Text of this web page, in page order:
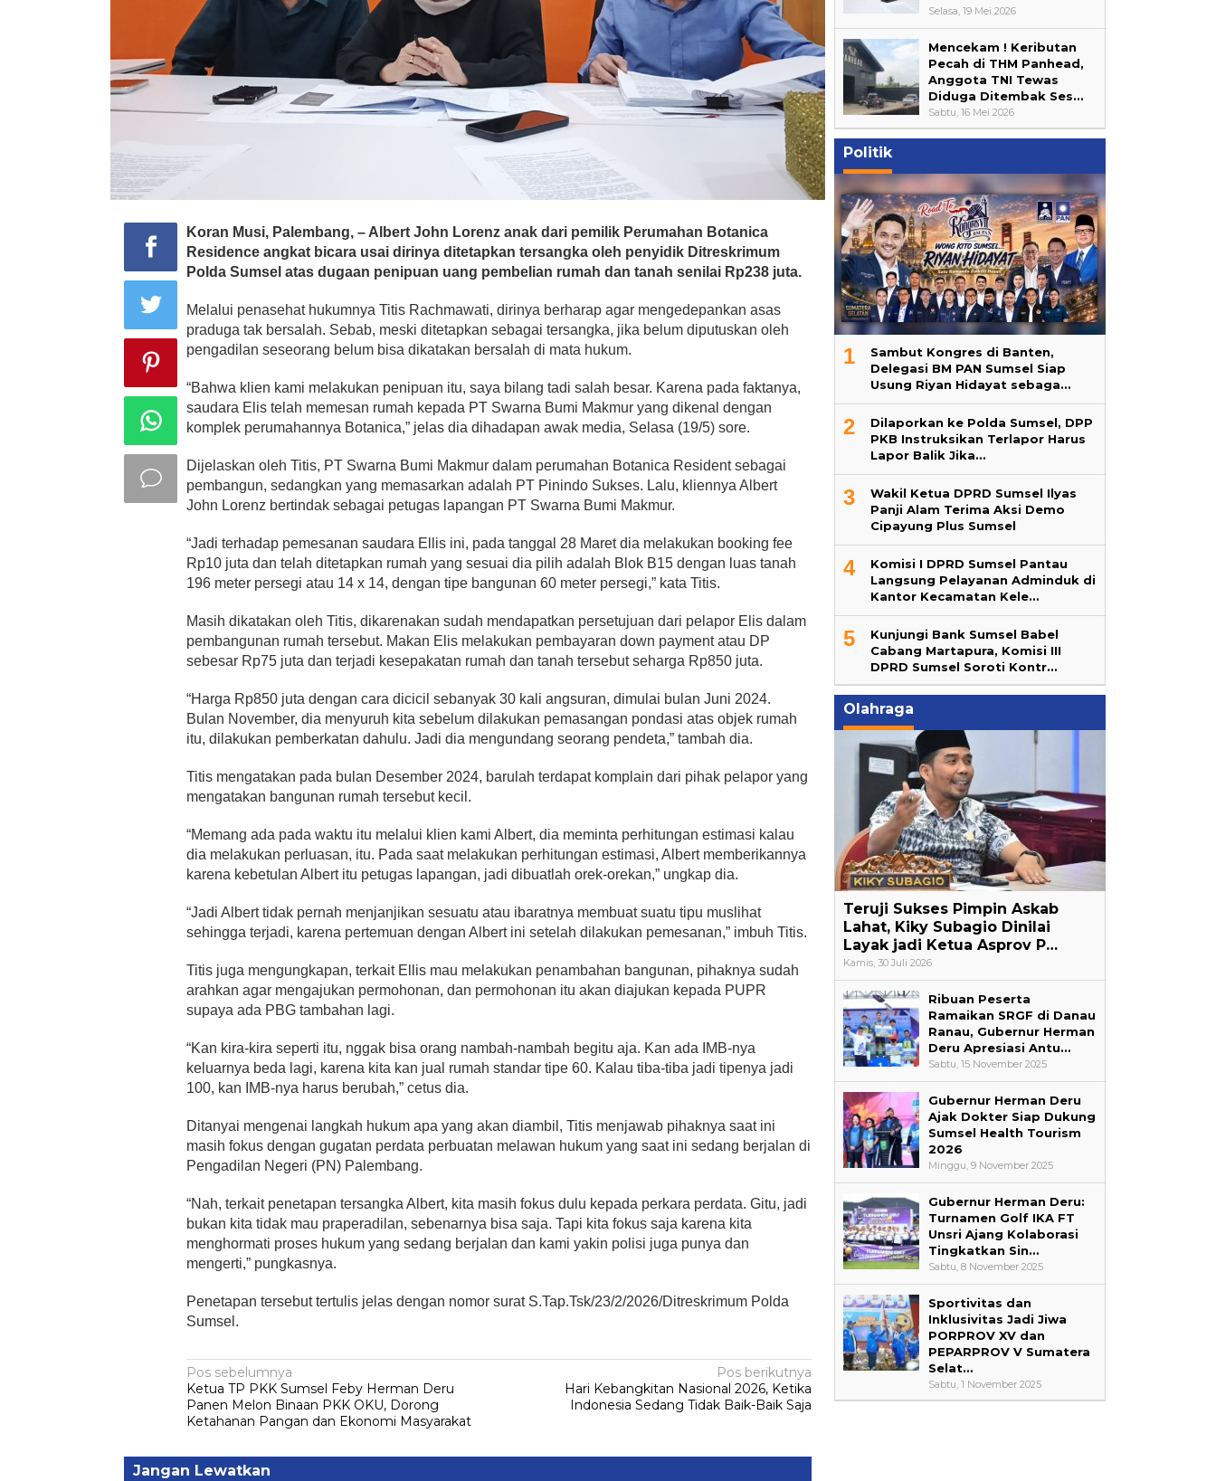
Koran Musi, Palembang, – Albert John Lorenz anak dari pemilik Perumahan Botanica
Residence angkat bicara usai dirinya ditetapkan tersangka oleh penyidik Ditreskrimum
Polda Sumsel atas dugaan penipuan uang pembelian rumah dan tanah senilai Rp238 juta.
Melalui penasehat hukumnya Titis Rachmawati, dirinya berharap agar mengedepankan asas
praduga tak bersalah. Sebab, meski ditetapkan sebagai tersangka, jika belum diputuskan oleh
pengadilan seseorang belum bisa dikatakan bersalah di mata hukum.
“Bahwa klien kami melakukan penipuan itu, saya bilang tadi salah besar. Karena pada faktanya,
saudara Elis telah memesan rumah kepada PT Swarna Bumi Makmur yang dikenal dengan
komplek perumahannya Botanica,” jelas dia dihadapan awak media, Selasa (19/5) sore.
Dijelaskan oleh Titis, PT Swarna Bumi Makmur dalam perumahan Botanica Resident sebagai
pembangun, sedangkan yang memasarkan adalah PT Pinindo Sukses. Lalu, kliennya Albert
John Lorenz bertindak sebagai petugas lapangan PT Swarna Bumi Makmur.
“Jadi terhadap pemesanan saudara Ellis ini, pada tanggal 28 Maret dia melakukan booking fee
Rp10 juta dan telah ditetapkan rumah yang sesuai dia pilih adalah Blok B15 dengan luas tanah
196 meter persegi atau 14 x 14, dengan tipe bangunan 60 meter persegi,” kata Titis.
Masih dikatakan oleh Titis, dikarenakan sudah mendapatkan persetujuan dari pelapor Elis dalam
pembangunan rumah tersebut. Makan Elis melakukan pembayaran down payment atau DP
sebesar Rp75 juta dan terjadi kesepakatan rumah dan tanah tersebut seharga Rp850 juta.
“Harga Rp850 juta dengan cara dicicil sebanyak 30 kali angsuran, dimulai bulan Juni 2024.
Bulan November, dia menyuruh kita sebelum dilakukan pemasangan pondasi atas objek rumah
itu, dilakukan pemberkatan dahulu. Jadi dia mengundang seorang pendeta,” tambah dia.
Titis mengatakan pada bulan Desember 2024, barulah terdapat komplain dari pihak pelapor yang
mengatakan bangunan rumah tersebut kecil.
“Memang ada pada waktu itu melalui klien kami Albert, dia meminta perhitungan estimasi kalau
dia melakukan perluasan, itu. Pada saat melakukan perhitungan estimasi, Albert memberikannya
karena kebetulan Albert itu petugas lapangan, jadi dibuatlah orek-orekan,” ungkap dia.
“Jadi Albert tidak pernah menjanjikan sesuatu atau ibaratnya membuat suatu tipu muslihat
sehingga terjadi, karena pertemuan dengan Albert ini setelah dilakukan pemesanan,” imbuh Titis.
Titis juga mengungkapan, terkait Ellis mau melakukan penambahan bangunan, pihaknya sudah
arahkan agar mengajukan permohonan, dan permohonan itu akan diajukan kepada PUPR
supaya ada PBG tambahan lagi.
“Kan kira-kira seperti itu, nggak bisa orang nambah-nambah begitu aja. Kan ada IMB-nya
keluarnya beda lagi, karena kita kan jual rumah standar tipe 60. Kalau tiba-tiba jadi tipenya jadi
100, kan IMB-nya harus berubah,” cetus dia.
Ditanyai mengenai langkah hukum apa yang akan diambil, Titis menjawab pihaknya saat ini
masih fokus dengan gugatan perdata perbuatan melawan hukum yang saat ini sedang berjalan di
Pengadilan Negeri (PN) Palembang.
“​Nah, terkait penetapan tersangka Albert, kita masih fokus dulu kepada perkara perdata. Gitu, jadi
bukan kita tidak mau praperadilan, sebenarnya bisa saja. Tapi kita fokus saja karena kita
menghormati proses hukum yang sedang berjalan dan kami yakin polisi juga punya dan
mengerti,” pungkasnya.
Penetapan tersebut tertulis jelas dengan nomor surat S.Tap.Tsk/23/2/2026/Ditreskrimum Polda
Sumsel.
Navigasi
pos
Pos sebelumnya
Ketua TP PKK Sumsel Feby Herman Deru
Panen Melon Binaan PKK OKU, Dorong
Ketahanan Pangan dan Ekonomi Masyarakat
Pos berikutnya
Hari Kebangkitan Nasional 2026, Ketika
Indonesia Sedang Tidak Baik-Baik Saja
Jangan Lewatkan
Selasa, 19 Mei 2026
Mencekam ! Keributan
Pecah di THM Panhead,
Anggota TNI Tewas
Diduga Ditembak Ses…
Sabtu, 16 Mei 2026
Politik
1
Sambut Kongres di Banten,
Delegasi BM PAN Sumsel Siap
Usung Riyan Hidayat sebaga…
2
Dilaporkan ke Polda Sumsel, DPP
PKB Instruksikan Terlapor Harus
Lapor Balik Jika…
3
Wakil Ketua DPRD Sumsel Ilyas
Panji Alam Terima Aksi Demo
Cipayung Plus Sumsel
4
Komisi I DPRD Sumsel Pantau
Langsung Pelayanan Adminduk di
Kantor Kecamatan Kele…
5
Kunjungi Bank Sumsel Babel
Cabang Martapura, Komisi III
DPRD Sumsel Soroti Kontr…
Olahraga
Teruji Sukses Pimpin Askab
Lahat, Kiky Subagio Dinilai
Layak jadi Ketua Asprov P…
Kamis, 30 Juli 2026
Ribuan Peserta
Ramaikan SRGF di Danau
Ranau, Gubernur Herman
Deru Apresiasi Antu…
Sabtu, 15 November 2025
Gubernur Herman Deru
Ajak Dokter Siap Dukung
Sumsel Health Tourism
2026
Minggu, 9 November 2025
Gubernur Herman Deru:
Turnamen Golf IKA FT
Unsri Ajang Kolaborasi
Tingkatkan Sin…
Sabtu, 8 November 2025
Sportivitas dan
Inklusivitas Jadi Jiwa
PORPROV XV dan
PEPARPROV V Sumatera
Selat…
Sabtu, 1 November 2025